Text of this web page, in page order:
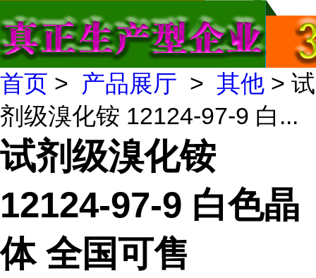
首页 > 产品展厅 > 其他 > 试
剂级溴化铵 12124-97-9 白...
试剂级溴化铵
12124-97-9 白色晶
体 全国可售